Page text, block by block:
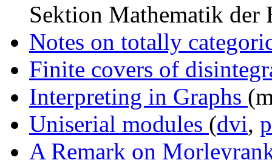
Sektion Mathematik
Notes on totally
Finite covers of
Interpreting in Graphs
Uniserial modules (dvi,
A Remark on